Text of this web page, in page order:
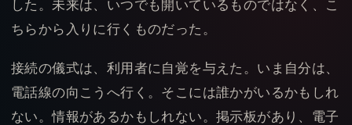
した。未来は、いつでも開いているものではなく、こ
ちらから入りに行くものだった。
接続の儀式は、利用者に自覚を与えた。いま自分は、
電話線の向こうへ行く。そこには誰かがいるかもしれ
ない。情報があるかもしれない。掲示板があり、電子